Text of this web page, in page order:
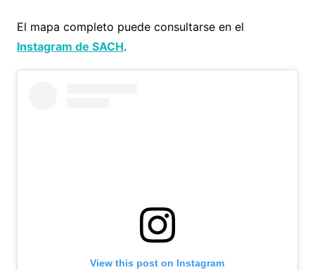
El mapa completo puede consultarse en el
Instagram de SACH.
View this post on Instagram